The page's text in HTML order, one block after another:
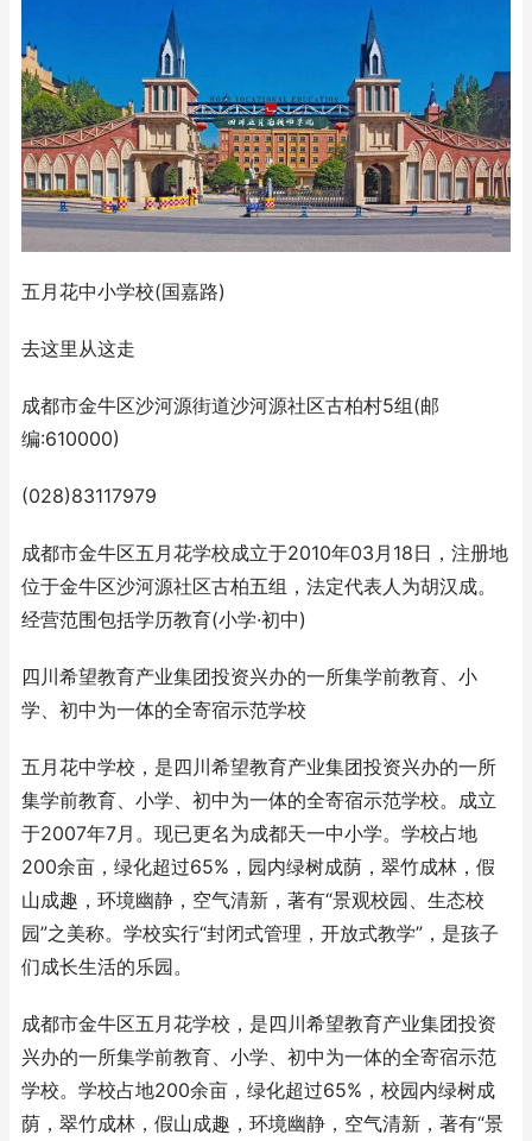
五月花中小学校(国嘉路)
去这里从这走
成都市金牛区沙河源街道沙河源社区古柏村5组(邮
编:610000)
(028)83117979
成都市金牛区五月花学校成立于2010年03月18日，注册地
位于金牛区沙河源社区古柏五组，法定代表人为胡汉成。
经营范围包括学历教育(小学·初中)
四川希望教育产业集团投资兴办的一所集学前教育、小
学、初中为一体的全寄宿示范学校
五月花中学校，是四川希望教育产业集团投资兴办的一所
集学前教育、小学、初中为一体的全寄宿示范学校。成立
于2007年7月。现已更名为成都天一中小学。学校占地
200余亩，绿化超过65%，园内绿树成荫，翠竹成林，假
山成趣，环境幽静，空气清新，著有“景观校园、生态校
园”之美称。学校实行“封闭式管理，开放式教学”，是孩子
们成长生活的乐园。
成都市金牛区五月花学校，是四川希望教育产业集团投资
兴办的一所集学前教育、小学、初中为一体的全寄宿示范
学校。学校占地200余亩，绿化超过65%，校园内绿树成
荫，翠竹成林，假山成趣，环境幽静，空气清新，著有“景